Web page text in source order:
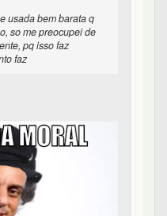
usada bem barata q
so me preocupei de
pq isso faz
faz